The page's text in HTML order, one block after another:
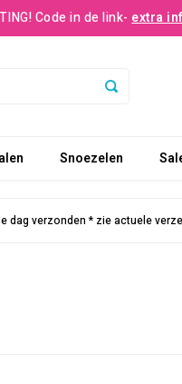
Code in de link- extra
Snoezelen
dag verzonden * zie actuele